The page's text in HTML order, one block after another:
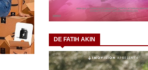
DE FATIH AKIN